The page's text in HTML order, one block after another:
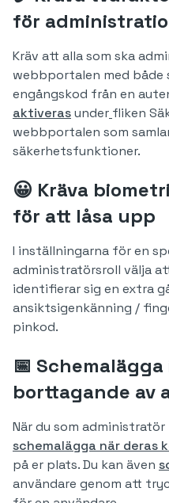
för
Kräv att alla som ska
webbportalen med både
engångskod från en
aktiverasunder fliken
webbportalen som
säkerhetsfunktioner.
😀 Kräva
för att låsa upp
I inställningarna för en
administratörsroll välja
identifierar sig en extra
ansiktsigenkänning /
pinkod.
📅
borttagande av
När du som
schemalägga när deras
på er plats. Du kan även
användare genom att